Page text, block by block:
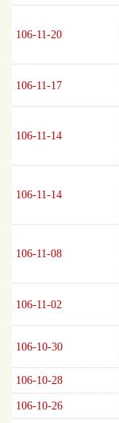
位
序
為：
日
標
106-11-20
106-11-17
106-11-14
106-11-14
106-11-08
106-11-02
106-10-30
106-10-28
106-10-26